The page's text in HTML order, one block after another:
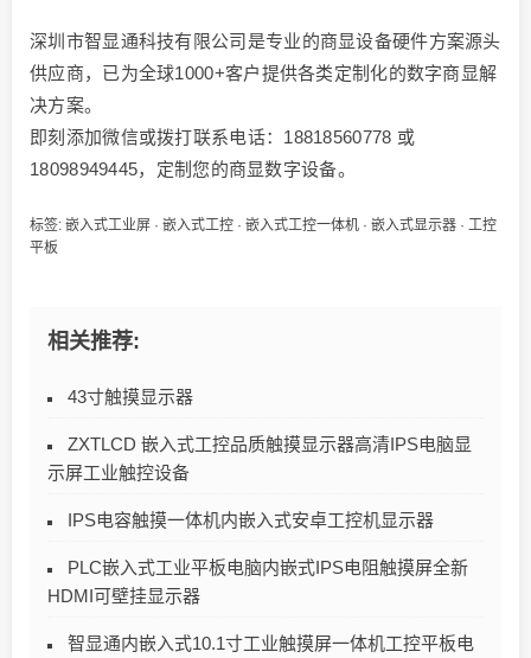
深圳市智显通科技有限公司是专业的商显设备硬件方案源头
供应商，已为全球1000+客户提供各类定制化的数字商显解
决方案。
即刻添加微信或拨打联系电话：18818560778 或
18098949445，定制您的商显数字设备。
标签: 嵌入式工业屏 · 嵌入式工控 · 嵌入式工控一体机 · 嵌入式显示器 · 工控
平板
相关推荐:
43寸触摸显示器
ZXTLCD 嵌入式工控品质触摸显示器高清IPS电脑显
示屏工业触控设备
IPS电容触摸一体机内嵌入式安卓工控机显示器
PLC嵌入式工业平板电脑内嵌式IPS电阻触摸屏全新
HDMI可壁挂显示器
智显通内嵌入式10.1寸工业触摸屏一体机工控平板电